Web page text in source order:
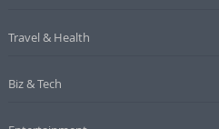
Travel & Health
Biz & Tech